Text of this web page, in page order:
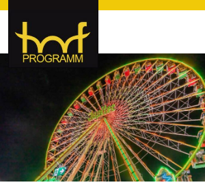
hof-programm – das
Veranstaltungsportal für
Hochfranken